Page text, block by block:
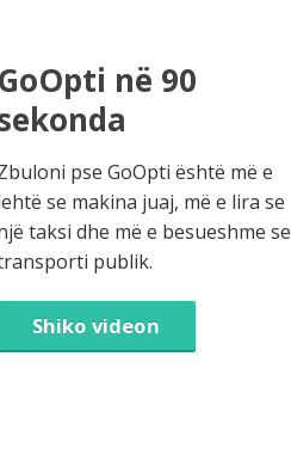
GoOpti në 90
pse GoOpti është më e
se makina juaj, më e lira se
taksi dhe më e besueshme se
publik.
Shiko videon